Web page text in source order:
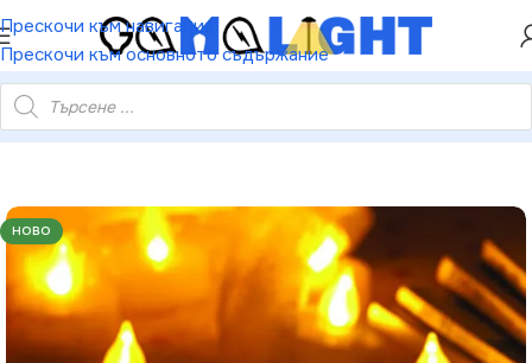
Прескочи към навигация
Прескочи към основното съдържание
НАМАЛЕНИЕ ОТ 5%
– топла светлина бат. (4×CR2032 не вкл.) IP20 Ø3.5×H3.8см
НОВО